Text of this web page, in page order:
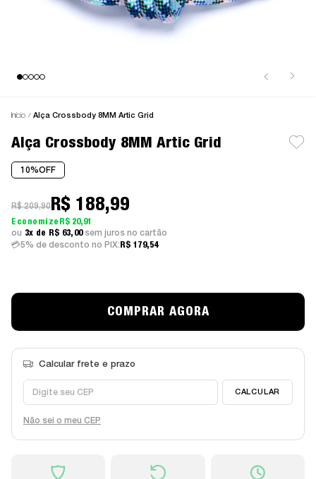
Início Alça Crossbody 8MM Artic Grid
Alça Crossbody 8MM Artic Grid
10%OFF
5% de desconto no PIX: R$ 179,54
R$ 209,90R$ 188,99
R$ 20,91
3x
R$ 63,00 sem juros
Não sei o meu CEP